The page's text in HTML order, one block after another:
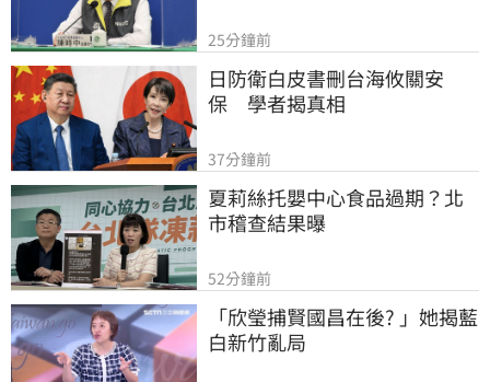
25分鐘前
日防衛白皮書刪台海攸關安
保　學者揭真相
37分鐘前
夏莉絲托嬰中心食品過期？北
市稽查結果曝
52分鐘前
「欣瑩捕賢國昌在後? 」她揭藍
白新竹亂局